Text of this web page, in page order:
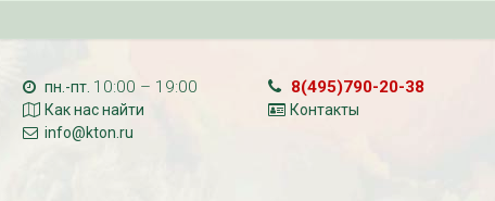
пн.-пт. 10:00 – 19:00
Как нас найти
info@kton.ru
8(495)790-20-38
Контакты